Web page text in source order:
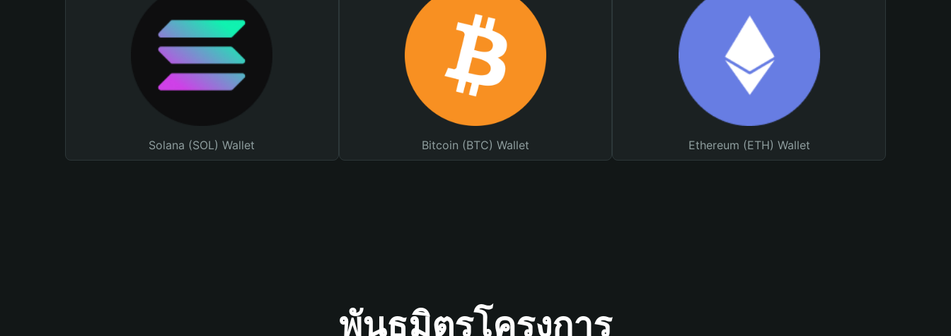
Solana (SOL) Wallet Bitcoin (BTC) Wallet Ethereum (ETH) Wallet
พันธมิตรโครงการ